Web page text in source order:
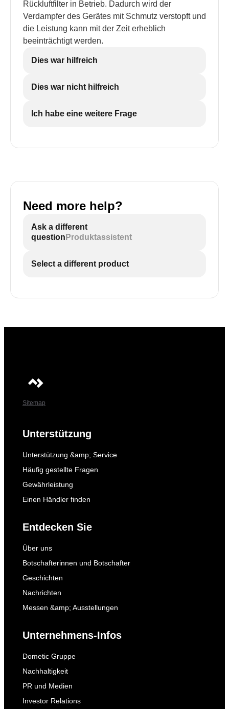
Rückluftfilter in Betrieb. Dadurch wird der
Verdampfer des Gerätes mit Schmutz verstopft und
die Leistung kann mit der Zeit erheblich
beeinträchtigt werden.
Dies war hilfreich
Dies war nicht hilfreich
Ich habe eine weitere Frage
Need more help?
Ask a different
question Produktassistent
Select a different product
Sitemap
Unterstützung
Unterstützung &amp; Service
Häufig gestellte Fragen
Gewährleistung
Einen Händler finden
Entdecken Sie
Über uns
Botschafterinnen und Botschafter
Geschichten
Nachrichten
Messen &amp; Ausstellungen
Unternehmens-Infos
Dometic Gruppe
Nachhaltigkeit
PR und Medien
Investor Relations